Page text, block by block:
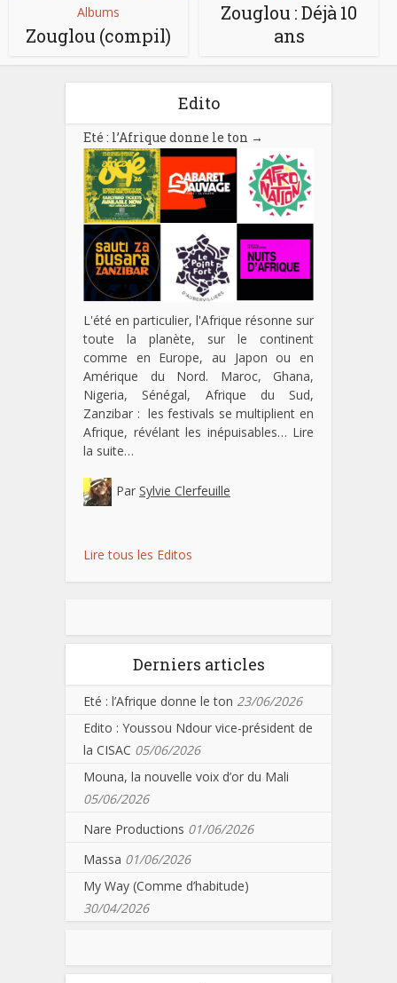
Albums
Zouglou (compil)
Zouglou : Déjà 10
ans
Edito
Eté : l’Afrique donne le ton →
L'été en particulier, l'Afrique résonne sur
toute la planète, sur le continent
comme en Europe, au Japon ou en
Amérique du Nord. Maroc, Ghana,
Nigeria, Sénégal, Afrique du Sud,
Zanzibar : les festivals se multiplient en
Afrique, révélant les inépuisables… Lire
la suite…
Par Sylvie Clerfeuille
Lire tous les Editos
Derniers articles
Eté : l’Afrique donne le ton 23/06/2026
Edito : Youssou Ndour vice-président de
la CISAC 05/06/2026
Mouna, la nouvelle voix d’or du Mali
05/06/2026
Nare Productions 01/06/2026
Massa 01/06/2026
My Way (Comme d’habitude)
30/04/2026